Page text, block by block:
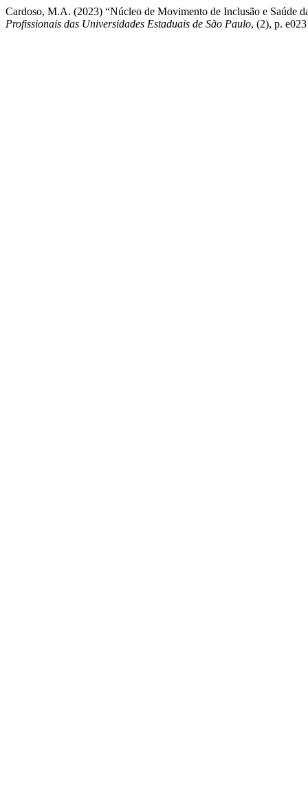
Cardoso, M.A. (2023) “Núcleo de Movimento de Inclusão e Saúde
Profissionais das Universidades Estaduais de São Paulo, (2), p.